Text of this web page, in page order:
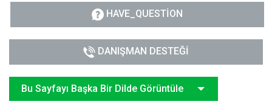
HAVE_QUESTION
DANIŞMAN DESTEĞI
Bu Sayfayı Başka Bir Dilde Görüntüle